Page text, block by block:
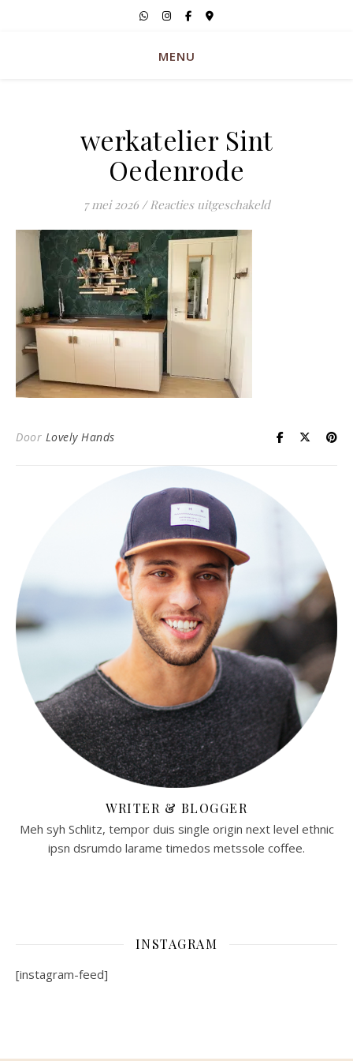
MENU
werkatelier Sint
Oedenrode
7 mei 2026 / Reacties uitgeschakeldvoor
Door Lovely Hands
WRITER & BLOGGER
Meh syh Schlitz, tempor duis single origin next level ethnic
ipsn dsrumdo larame timedos metssole coffee.
INSTAGRAM
[instagram-feed]